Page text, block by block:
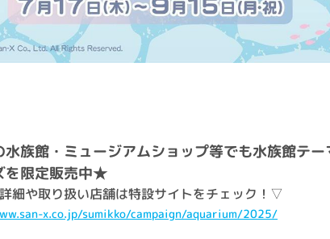
族館・ミュージアムショップ等でも水族館テー
を限定販売中★
細や取り扱い店舗は特設サイトをチェック！▽
x.co.jp/sumikko/campaign/aquarium/2025/